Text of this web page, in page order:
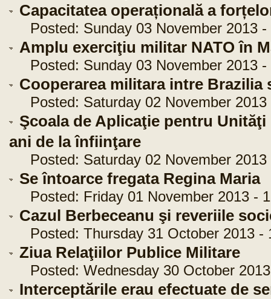
Capacitatea operațională a
Posted: Sunday 03 November 2013 -
Amplu exerciţiu militar NATO în
Posted: Sunday 03 November 2013 -
Cooperarea militara intre Brazilia
Posted: Saturday 02 November 2013
Şcoala de Aplicaţie pentru
ani de la înfiinţare
Posted: Saturday 02 November 2013
Se întoarce fregata Regina Maria
Posted: Friday 01 November 2013 -
Cazul Berbeceanu şi reveriile
Posted: Thursday 31 October 2013 -
Ziua Relaţiilor Publice Militare
Posted: Wednesday 30 October
Interceptările erau efectuate de